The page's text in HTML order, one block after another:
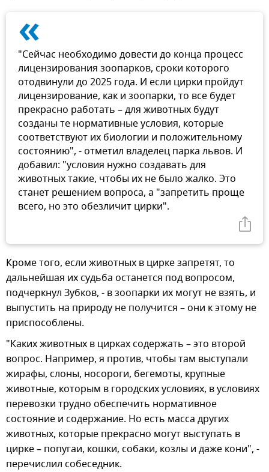
«
"Сейчас необходимо довести до конца процесс
лицензирования зоопарков, сроки которого
отодвинули до 2025 года. И если цирки пройдут
лицензирование, как и зоопарки, то все будет
прекрасно работать – для животных будут
созданы те нормативные условия, которые
соответствуют их биологии и положительному
состоянию", - отметил владелец парка львов. И
добавил: "условия нужно создавать для
животных такие, чтобы их не было жалко. Это
станет решением вопроса, а "запретить проще
всего, но это обезличит цирки".
Кроме того, если животных в цирке запретят, то
дальнейшая их судьба останется под вопросом,
подчеркнул Зубков, - в зоопарки их могут не взять, и
выпустить на природу не получится – они к этому не
приспособлены.
"Каких животных в цирках содержать – это второй
вопрос. Например, я против, чтобы там выступали
жирафы, слоны, носороги, бегемоты, крупные
животные, которым в городских условиях, в условиях
перевозки трудно обеспечить нормативное
состояние и содержание. Но есть масса других
животных, которые прекрасно могут выступать в
цирке – попугаи, кошки, собаки, козлы и даже кони", -
перечислил собеседник.